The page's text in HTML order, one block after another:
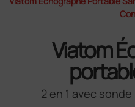
Viatom
2 en 1 avec